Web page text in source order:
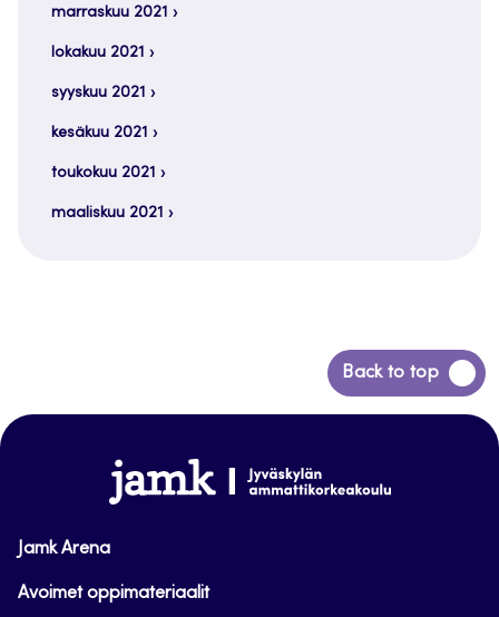
marraskuu 2021
lokakuu 2021
syyskuu 2021
kesäkuu 2021
toukokuu 2021
maaliskuu 2021
Back to top
Siirry
takaisin
www.jamk.fi
Jamk Arena
Avoimet oppimateriaalit